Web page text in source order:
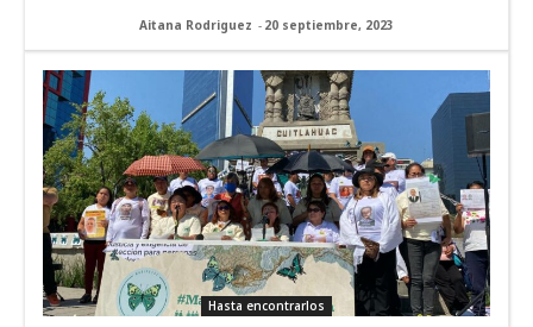
Aitana Rodriguez - 20 septiembre, 2023
Hasta encontrarlos